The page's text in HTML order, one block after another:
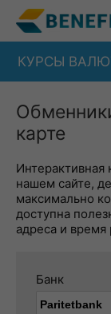
КУРСЫ
карте
Интерактивная
нашем сайте,
максимально
доступна
адреса и
Банк